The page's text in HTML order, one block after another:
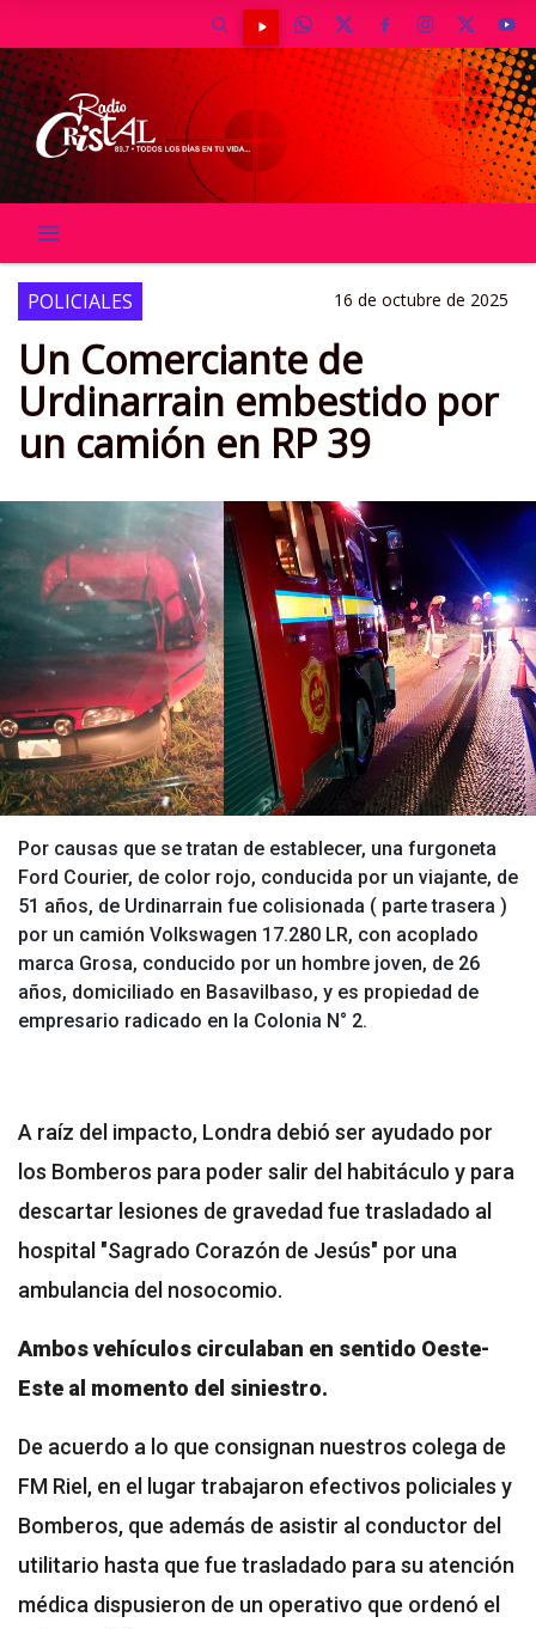
POLICIALES 16 de octubre de 2025
Un Comerciante de
Urdinarrain embestido por
un camión en RP 39
Por causas que se tratan de establecer, una furgoneta
Ford Courier, de color rojo, conducida por un viajante, de
51 años, de Urdinarrain fue colisionada ( parte trasera )
por un camión Volkswagen 17.280 LR, con acoplado
marca Grosa, conducido por un hombre joven, de 26
años, domiciliado en Basavilbaso, y es propiedad de
empresario radicado en la Colonia N° 2.
A raíz del impacto, Londra debió ser ayudado por
los Bomberos para poder salir del habitáculo y para
descartar lesiones de gravedad fue trasladado al
hospital "Sagrado Corazón de Jesús" por una
ambulancia del nosocomio.
Ambos vehículos circulaban en sentido Oeste-
Este al momento del siniestro.
De acuerdo a lo que consignan nuestros colega de
FM Riel, en el lugar trabajaron efectivos policiales y
Bomberos, que además de asistir al conductor del
utilitario hasta que fue trasladado para su atención
médica dispusieron de un operativo que ordenó el